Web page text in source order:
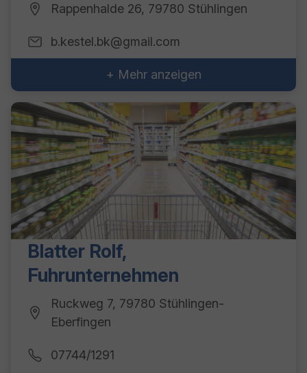
Rappenhalde 26, 79780 Stühlingen
b.kestel.bk@gmail.com
+ Mehr anzeigen
Blatter Rolf,
Fuhrunternehmen
Ruckweg 7, 79780 Stühlingen-
Eberfingen
07744/1291